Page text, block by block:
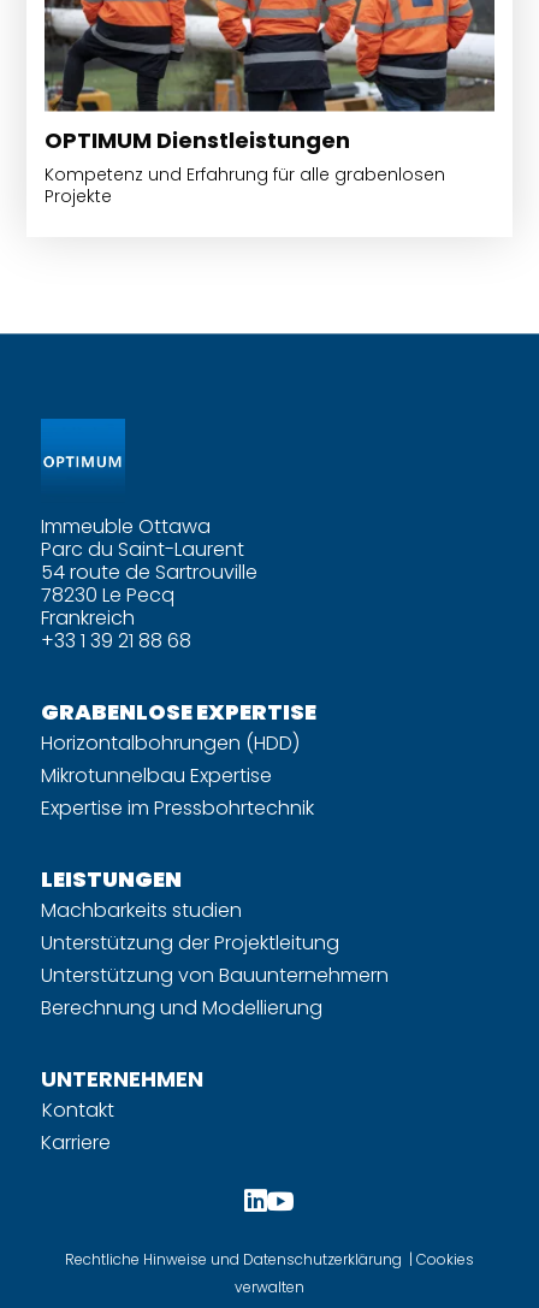
OPTIMUM Dienstleistungen
Kompetenz und Erfahrung für alle grabenlosen
Projekte
Immeuble Ottawa
Parc du Saint-Laurent
54 route de Sartrouville
78230 Le Pecq
Frankreich
+33 1 39 21 88 68
GRABENLOSE EXPERTISE
Horizontalbohrungen (HDD)
Mikrotunnelbau Expertise
Expertise im Pressbohrtechnik
LEISTUNGEN
Machbarkeits studien
Unterstützung der Projektleitung
Unterstützung von Bauunternehmern
Berechnung und Modellierung
UNTERNEHMEN
Kontakt
Karriere

Rechtliche Hinweise und Datenschutzerklärung | Cookies
verwalten